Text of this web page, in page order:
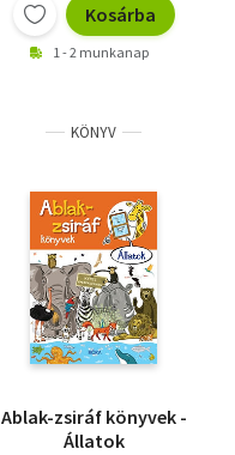
Kosárba
1 - 2 munkanap
KÖNYV
Ablak-zsiráf könyvek -
Állatok